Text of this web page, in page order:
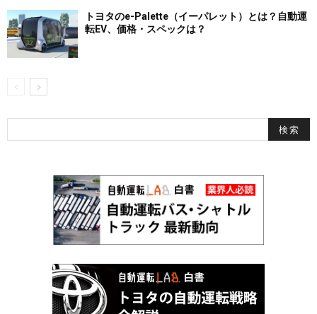
トヨタのe-Palette（イーパレット）とは？自動運
転EV、価格・スペックは？